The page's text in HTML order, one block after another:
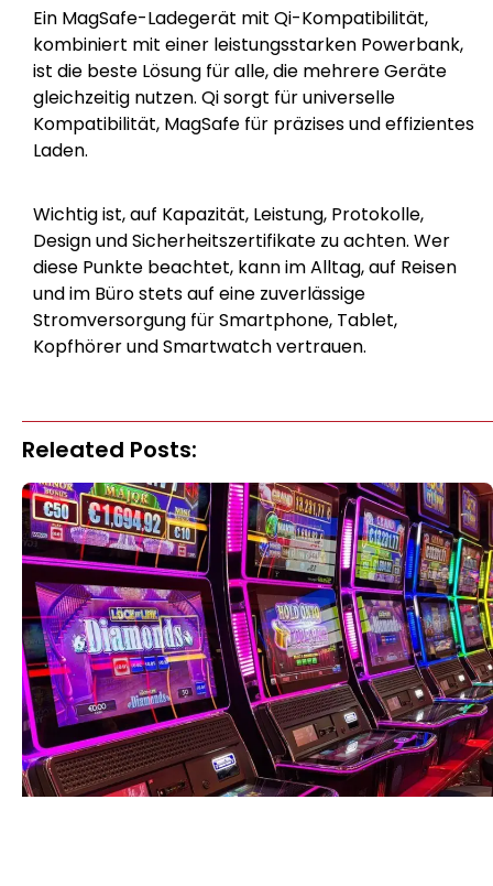
Ein MagSafe-Ladegerät mit Qi-Kompatibilität,
kombiniert mit einer leistungsstarken Powerbank,
ist die beste Lösung für alle, die mehrere Geräte
gleichzeitig nutzen. Qi sorgt für universelle
Kompatibilität, MagSafe für präzises und effizientes
Laden.
Wichtig ist, auf Kapazität, Leistung, Protokolle,
Design und Sicherheitszertifikate zu achten. Wer
diese Punkte beachtet, kann im Alltag, auf Reisen
und im Büro stets auf eine zuverlässige
Stromversorgung für Smartphone, Tablet,
Kopfhörer und Smartwatch vertrauen.
Releated Posts: